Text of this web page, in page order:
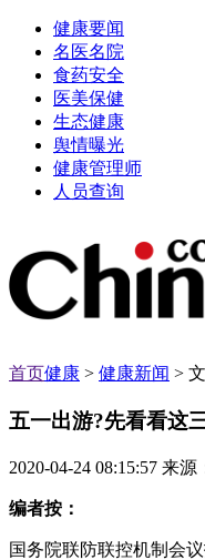
健康要闻
名医名院
食药安全
医美保健
生态健康
舆情曝光
健康管理师
人员查询
首页健康 > 健康新闻 >
五一出游?先看看这
2020-04-24 08:15:57 来源
编者按：
国务院联防联控机制会